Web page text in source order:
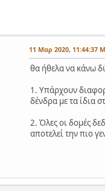
11 Μαρ 2020, 11:44:37
θα ήθελα να κάνω
1. Υπάρχουν
δένδρα με τα ίδια
2. Όλες οι δομές
αποτελεί την πιο